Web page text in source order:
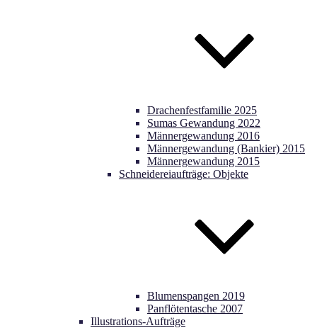
Drachenfestfamilie 2025
Sumas Gewandung 2022
Männergewandung 2016
Männergewandung (Bankier) 2015
Männergewandung 2015
Schneidereiaufträge: Objekte
Blumenspangen 2019
Panflötentasche 2007
Illustrations-Aufträge